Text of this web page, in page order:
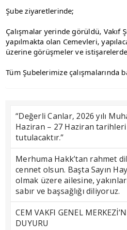
Şube ziyaretlerinde;
Çalışmalar yerinde görüldü, Vakıf
yapılmakta olan Cemevleri,
üzerine görüşmeler ve
Tüm Şubelerimize çalışmalarında
“Değerli Canlar, 2026 yılı
Haziran – 27 Haziran tarihleri
tutulacaktır.”
Merhuma Hakk’tan rahmet
cennet olsun. Başta Sayın
olmak üzere ailesine,
sabır ve başsağlığı diliyoruz.
CEM VAKFI GENEL
DUYURU